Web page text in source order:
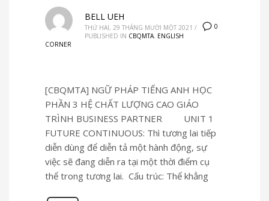
0
BELL UEH
THỨ HAI, 29 THÁNG MƯỜI MỘT 2021 /
PUBLISHED IN CBQMTA, ENGLISH
CORNER
[CBQMTA] NGỮ PHÁP TIẾNG ANH HỌC
PHẦN 3 HỆ CHẤT LƯỢNG CAO GIÁO
TRÌNH BUSINESS PARTNER UNIT 1
FUTURE CONTINUOUS: Thì tương lai tiếp
diễn dùng để diễn tả một hành động, sự
việc sẽ đang diễn ra tại một thời điểm cụ
thể trong tương lai. Cấu trúc: Thể khẳng